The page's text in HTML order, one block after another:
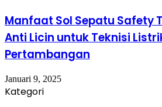
Manfaat Sol Sepatu Safety
Anti Licin untuk Teknisi
Pertambangan
Januari 9, 2025
Kategori